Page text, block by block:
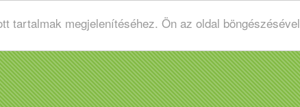
tartalmak megjelenítéséhez. Ön az oldal böngészésével